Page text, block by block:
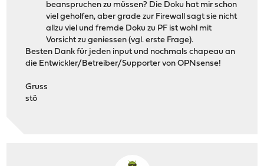
beanspruchen zu müssen? Die Doku hat mir schon
viel geholfen, aber grade zur Firewall sagt sie nicht
allzu viel und fremde Doku zu PF ist wohl mit
Vorsicht zu geniessen (vgl. erste Frage).
Besten Dank für jeden input und nochmals chapeau an
die Entwickler/Betreiber/Supporter von OPNsense!
Gruss
stö